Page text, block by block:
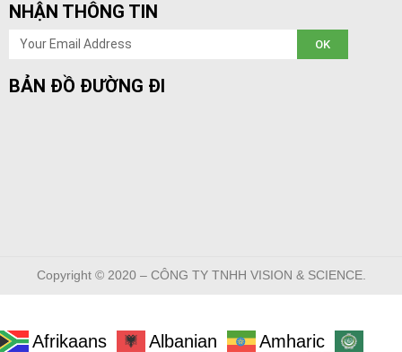
NHẬN THÔNG TIN
Email OK
BẢN ĐỒ ĐƯỜNG ĐI
Copyright © 2020 – CÔNG TY TNHH VISION & SCIENCE.
Afrikaans Albanian
Amharic